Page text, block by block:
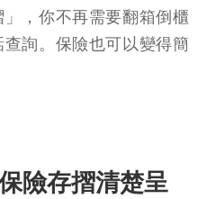
，你不再需要翻箱倒櫃
詢。保險也可以變得簡
險存摺清楚呈